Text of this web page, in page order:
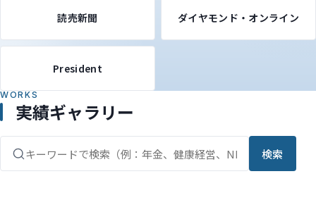
読売新聞 ダイヤモンド・オンライン
President
WORKS
実績ギャラリー
検索